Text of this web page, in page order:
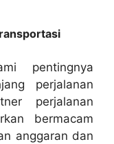
pentingnya
perjalanan
perjalanan
bermacam
anggaran dan